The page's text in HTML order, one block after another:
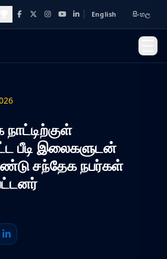
Awards and Achievements
Facebook
X Instagram
YouTubeLinkedInEnglish සිංහල
பீடி இலைகளுடன்
சந்தேக நபர்கள்